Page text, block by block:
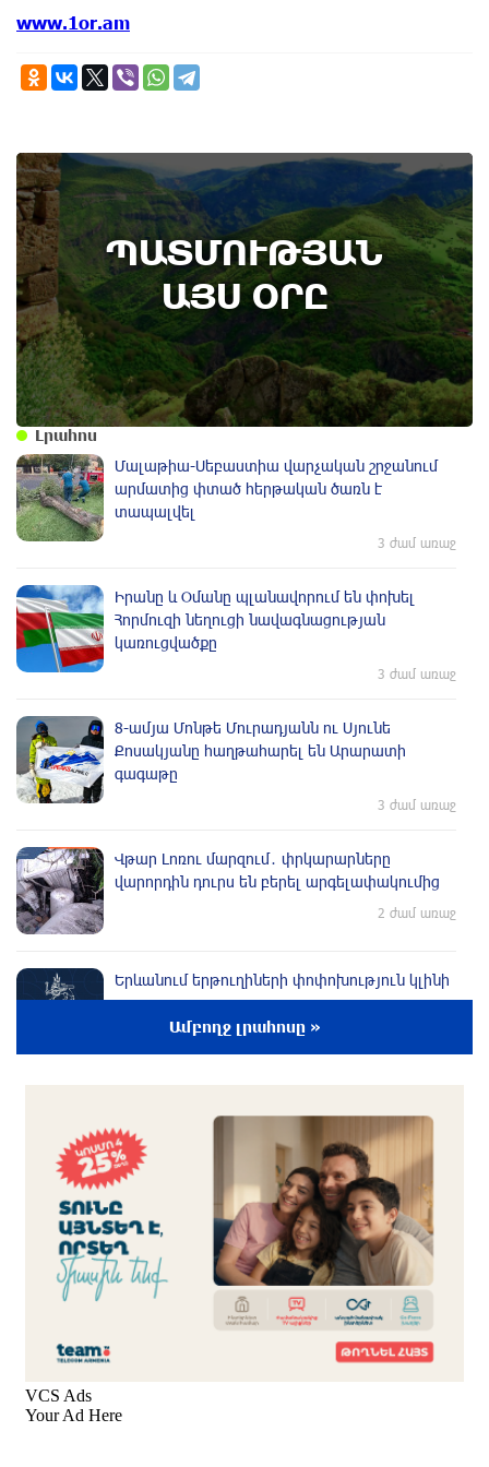
www.1or.am
ՊԱՏՄՈՒԹՅԱՆ
ԱՅՍ ՕՐԸ
6th of August
Կառավարությունը ազդարարել է Հյուսիս -
Հարավ ավտոմայրուղու շինարարության
մեկնարկը․ պատմության այս օրը (6
օգոստոս)
Լրահոս
Մալաթիա-Սեբաստիա վարչական շրջանում
արմատից փտած հերթական ծառն է
տապալվել
3 ժամ առաջ
Իրանը և Օմանը պլանավորում են փոխել
Հորմուզի նեղուցի նավագնացության
կառուցվածքը
3 ժամ առաջ
8-ամյա Մոնթե Մուրադյանն ու Սյունե
Քոսակյանը հաղթահարել են Արարատի
գագաթը
3 ժամ առաջ
Վթար Լոռու մարզում․ փրկարարները
վարորդին դուրս են բերել արգելափակումից
2 ժամ առաջ
Երևանում երթուղիների փոփոխություն կլինի
մենամարտի չեղարկման պատճառը
բացահայտվել է
2 ժամ առաջ
ՆԳՆ-ն՝ աղբակույտի տակ մնացած
քաղաքացու մահվան մասին
2 ժամ առաջ
Ավտովթար՝ Կոտայքի մարզում. Զովունի-
Ամբողջ լրահոսը »